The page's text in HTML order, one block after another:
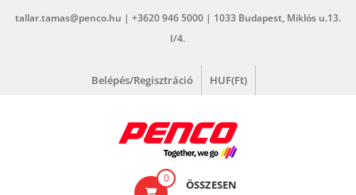
tallar.tamas@penco.hu | +3620 946 5000 | 1033 Budapest, Miklós u.13.
I/4.
Belépés/Regisztráció HUF(Ft)
0 ÖSSZESEN